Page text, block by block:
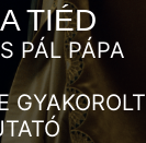
TIÉD
PÁL PÁPA
GYAKOROLT